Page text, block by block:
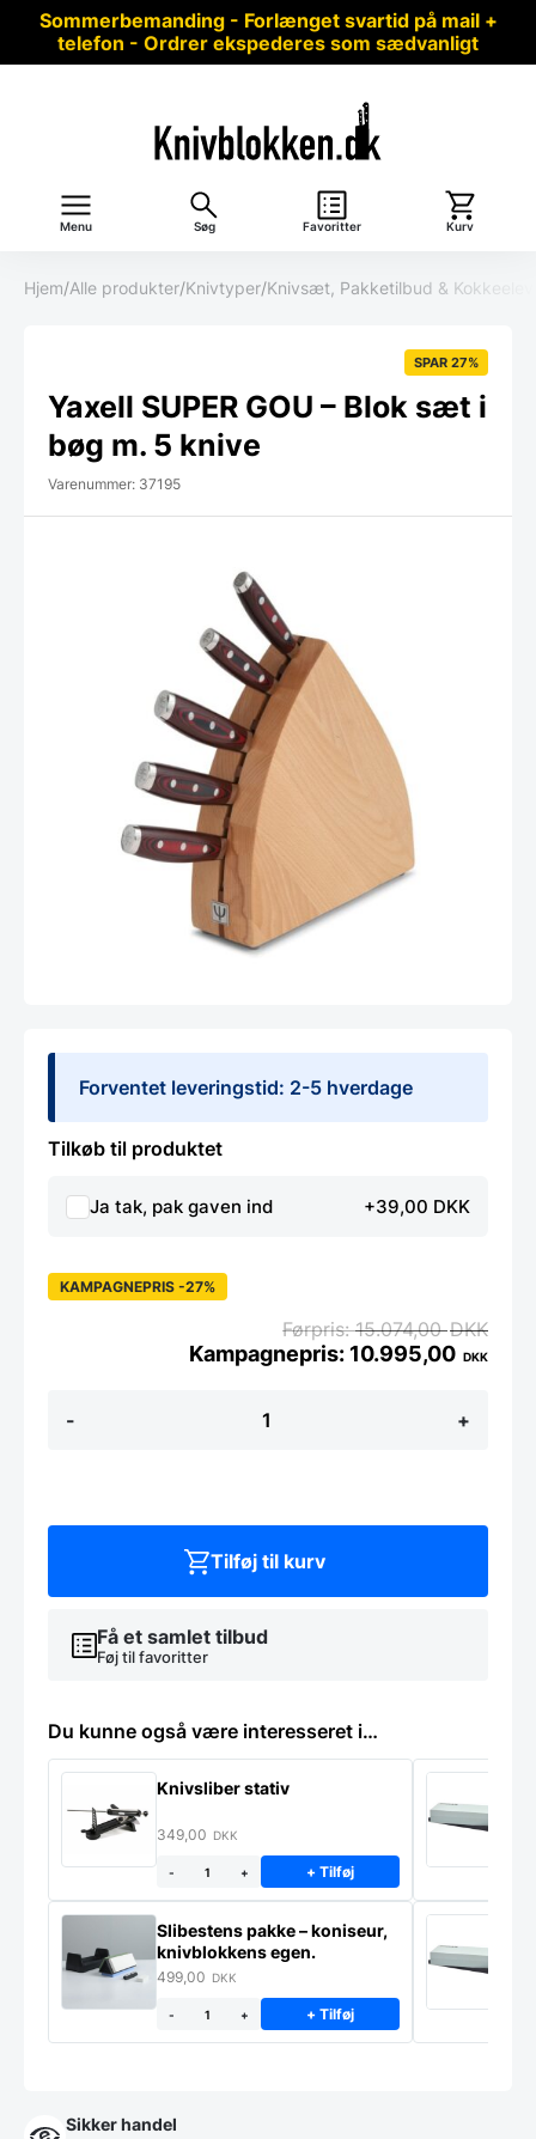
Sommerbemanding - Forlænget svartid på mail +
telefon - Ordrer ekspederes som sædvanligt
Menu Søg Favoritter Kurv
Hjem/Alle produkter/Knivtyper/Knivsæt, Pakketilbud &
SPAR 27%
Yaxell SUPER GOU – Blok sæt i
bøg m. 5 knive
Varenummer: 37195
Forventet leveringstid: 2-5 hverdage
Tilkøb til produktet
Ja tak, pak gaven ind +39,00 DKK
-
SUPER
i
5
antal
+
KAMPAGNEPRIS -27%
15.074,00DKK
10.995,00 DKK
Få et samlet tilbud
Føj til favoritter
Tilføj til kurv
Du kunne også være interesseret i…
Knivsliber stativ
349,00 DKK
- + + Tilføj
Slibestens pakke – koniseur,
knivblokkens egen.
499,00 DKK
- + + Tilføj
Sikker handel